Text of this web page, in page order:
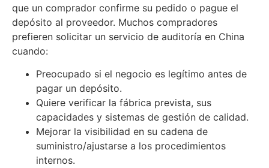
que un comprador confirme su pedido o pague el
depósito al proveedor. Muchos compradores
prefieren solicitar un servicio de auditoría en China
cuando:
Preocupado si el negocio es legítimo antes de
pagar un depósito.
Quiere verificar la fábrica prevista, sus
capacidades y sistemas de gestión de calidad.
Mejorar la visibilidad en su cadena de
suministro/ajustarse a los procedimientos
internos.